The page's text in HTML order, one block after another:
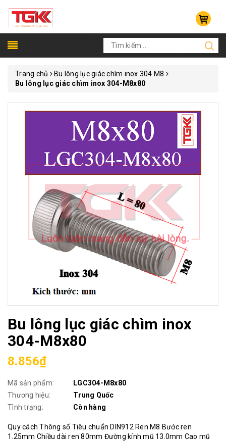
Trang chủ
Bu lông lục giác chìm inox 304 M8
Bu lông lục giác chìm inox 304-M8x80
Bu lông lục giác chìm inox
304-M8x80
8.856₫
Mã sản phẩm:
LGC304-M8x80
Thương hiệu:
Trung Quốc
Tình trạng:
Còn hàng
Quy cách Thông số Tiêu chuẩn DIN912 Ren M8 Bước ren
1.25mm Chiều dài ren 80mm Đường kính mũ 13.0mm Cao mũ